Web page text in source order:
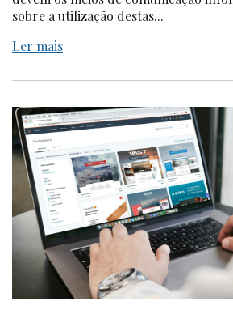
sobre a utilização destas...
Ler mais